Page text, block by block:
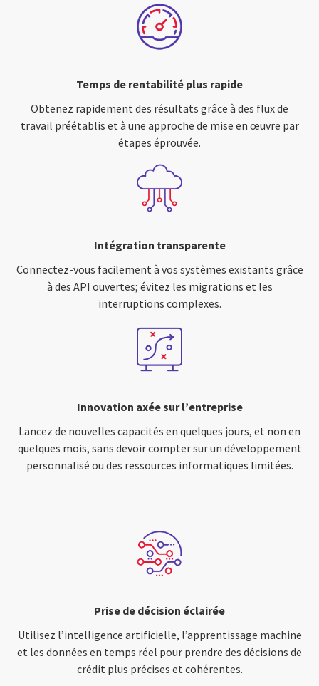
Temps de rentabilité plus rapide
Obtenez rapidement des résultats grâce à des flux de
travail préétablis et à une approche de mise en œuvre par
étapes éprouvée.
Intégration transparente
Connectez-vous facilement à vos systèmes existants grâce
à des API ouvertes; évitez les migrations et les
interruptions complexes.
Innovation axée sur l’entreprise
Lancez de nouvelles capacités en quelques jours, et non en
quelques mois, sans devoir compter sur un développement
personnalisé ou des ressources informatiques limitées.
Prise de décision éclairée
Utilisez l’intelligence artificielle, l’apprentissage machine
et les données en temps réel pour prendre des décisions de
crédit plus précises et cohérentes.